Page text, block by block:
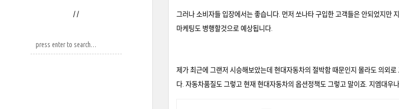
/ /
그러나 소비자들 입장에서는 좋습니다. 먼저 쏘나타 구입한 고객들은 안되었지만
마케팅도 병행할것으로 예상됩니다.
제가 최근에 그랜저 시승해보았는데 현대자동차의 절박함 때문인지 몰라도 의외
다. 자동차품질도 그렇고 현재 현대자동차의 옵션정책도 그렇고 말이죠. 지엠대우